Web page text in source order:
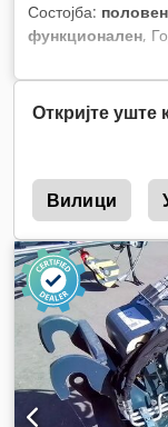
Состојба: половен
функционален,
мм, вкупна
Откријте
Вилици